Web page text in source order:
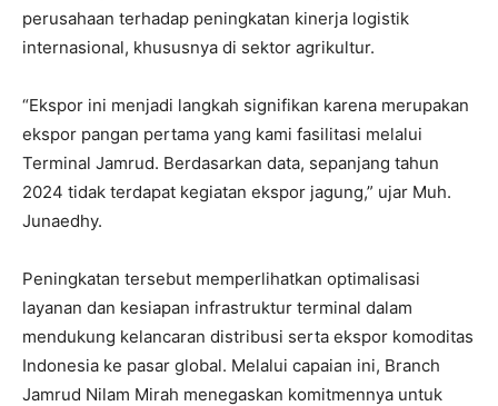
perusahaan terhadap peningkatan kinerja logistik
internasional, khususnya di sektor agrikultur.
“Ekspor ini menjadi langkah signifikan karena merupakan
ekspor pangan pertama yang kami fasilitasi melalui
Terminal Jamrud. Berdasarkan data, sepanjang tahun
2024 tidak terdapat kegiatan ekspor jagung,” ujar Muh.
Junaedhy.
Peningkatan tersebut memperlihatkan optimalisasi
layanan dan kesiapan infrastruktur terminal dalam
mendukung kelancaran distribusi serta ekspor komoditas
Indonesia ke pasar global. Melalui capaian ini, Branch
Jamrud Nilam Mirah menegaskan komitmennya untuk